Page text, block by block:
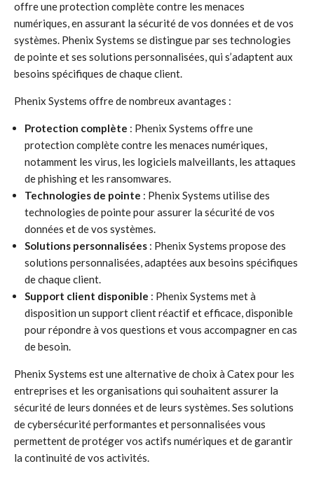
offre une protection complète contre les menaces
numériques, en assurant la sécurité de vos données et de vos
systèmes. Phenix Systems se distingue par ses technologies
de pointe et ses solutions personnalisées, qui s’adaptent aux
besoins spécifiques de chaque client.
Phenix Systems offre de nombreux avantages :
Protection complète : Phenix Systems offre une
protection complète contre les menaces numériques,
notamment les virus, les logiciels malveillants, les attaques
de phishing et les ransomwares.
Technologies de pointe : Phenix Systems utilise des
technologies de pointe pour assurer la sécurité de vos
données et de vos systèmes.
Solutions personnalisées : Phenix Systems propose des
solutions personnalisées, adaptées aux besoins spécifiques
de chaque client.
Support client disponible : Phenix Systems met à
disposition un support client réactif et efficace, disponible
pour répondre à vos questions et vous accompagner en cas
de besoin.
Phenix Systems est une alternative de choix à Catex pour les
entreprises et les organisations qui souhaitent assurer la
sécurité de leurs données et de leurs systèmes. Ses solutions
de cybersécurité performantes et personnalisées vous
permettent de protéger vos actifs numériques et de garantir
la continuité de vos activités.